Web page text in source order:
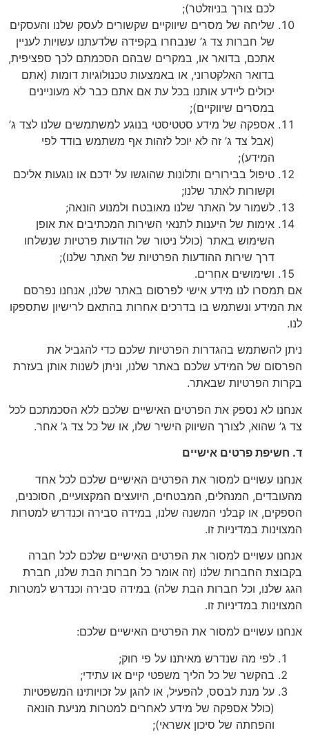
לכם צורך בניוזלטר);
שליחה של מסרים שיווקיים שקשורים לעסק שלנו והעסקים
של חברות צד ג’ שנבחרו בקפידה שלדעתנו עשויות לעניין
אתכם, בדואר או, במקרים שבהם הסכמתם לכך ספציפית,
בדואר האלקטרוני, או באמצעות טכנולוגיות דומות (אתם
יכולים ליידע אותנו בכל עת אם אתם כבר לא מעוניינים
במסרים שיווקיים);
אספקה של מידע סטטיסטי בנוגע למשתמשים שלנו לצד ג’
(אבל צד ג’ זה לא יוכל לזהות אף משתמש בודד לפי
המידע);
טיפול בבירורים ותלונות שהוגשו על ידכם או נוגעות אליכם
וקשורות לאתר שלנו;
לשמור על האתר שלנו מאובטח ולמנוע הונאה;
אימות של היענות לתנאי השירות המכתיבים את אופן
השימוש באתר (כולל ניטור של הודעות פרטיות שנשלחו
דרך שירות ההודעות הפרטיות של האתר שלנו);
ושימושים אחרים.
תמסרו לנו מידע אישי לפרסום באתר שלנו, אנחנו נפרסם
המידע ונשתמש בו בדרכים אחרות בהתאם לרישיון שתספקו
להשתמש בהגדרות הפרטיות שלכם כדי להגביל את
של המידע שלכם באתר שלנו, וניתן לשנות אותן בעזרת
הפרטיות שבאתר.
לא נספק את הפרטים האישיים שלכם ללא הסכמתכם לכל
שהוא, לצורך השיווק הישיר שלו, או של כל צד ג’ אחר.
פרטים אישיים
עשויים למסור את הפרטים האישיים שלכם לכל אחד
המנהלים, המבטחים, היועצים המקצועיים, הסוכנים,
או קבלני המשנה שלנו, במידה סבירה וכנדרש למטרות
במדיניות זו.
עשויים למסור את הפרטים האישיים שלכם לכל חברה
החברות שלנו (זה אומר כל חברות הבת שלנו, חברת
שלנו, וכל חברות הבת שלה) במידה סבירה וכנדרש למטרות
במדיניות זו.
עשויים למסור את הפרטים האישיים שלכם:
לפי מה שנדרש מאיתנו על פי חוק;
בהקשר של כל הליך משפטי קיים או עתידי;
על מנת לבסס, להפעיל, או להגן על זכויותינו המשפטיות
(כולל אספקה של מידע לאחרים למטרות מניעת הונאה
והפחתה של סיכון אשראי);